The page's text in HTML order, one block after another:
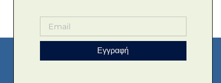
Εγγραφή